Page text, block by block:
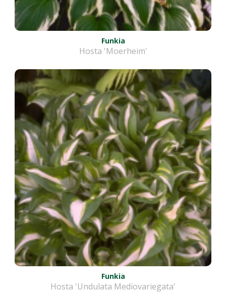
Funkia
Hosta 'Moerheim'
Funkia
Hosta 'Undulata Mediovariegata'